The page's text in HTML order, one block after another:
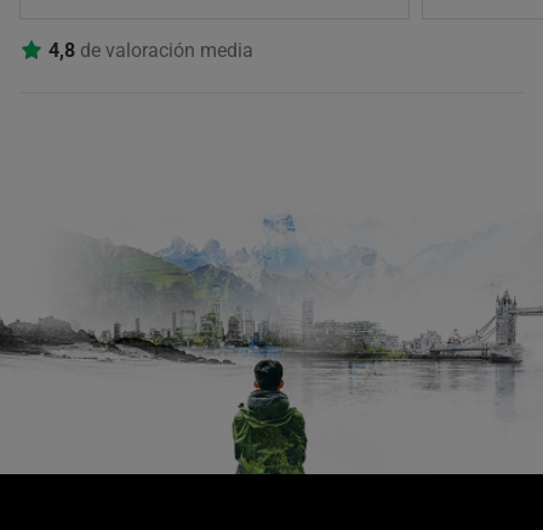
4,8 de valoración media